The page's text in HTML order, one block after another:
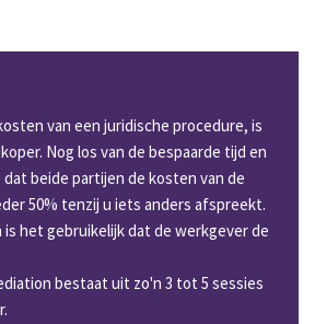
van een juridische procedure, is
Nog los van de bespaarde tijd en
dat beide partijen de kosten van de
50% tenzij u iets anders afspreekt.
is het gebruikelijk dat de werkgever de
bestaat uit zo'n 3 tot 5 sessies